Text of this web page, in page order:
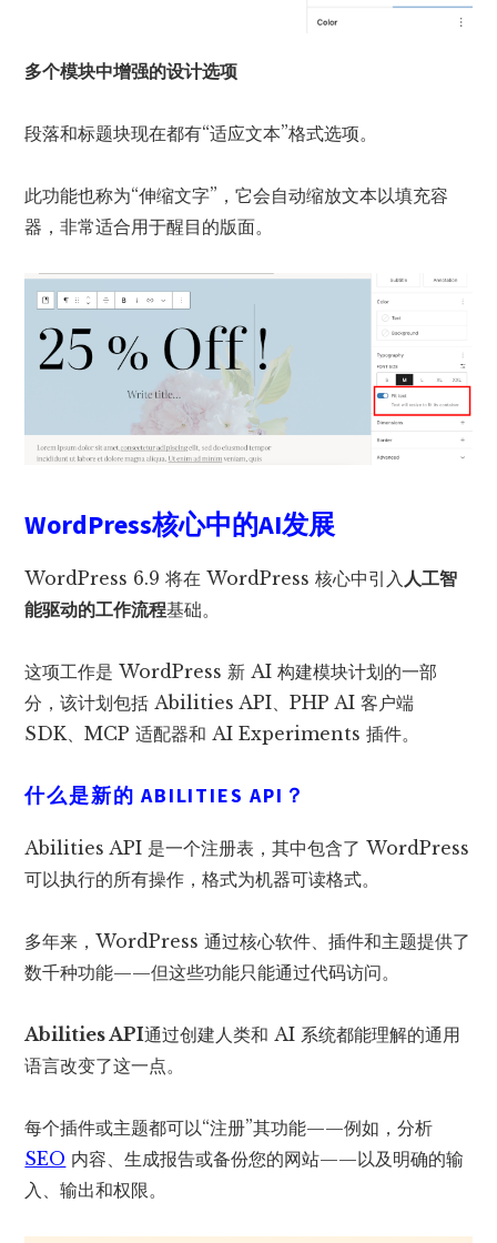
多个模块中增强的设计选项
段落和标题块现在都有“适应文本”格式选项。
此功能也称为“伸缩文字”，它会自动缩放文本以填充容
器，非常适合用于醒目的版面。
WordPress核心中的AI发展
WordPress 6.9 将在 WordPress 核心中引入 人工智
能驱动的工作流程基础。
这项工作是 WordPress 新 AI 构建模块计划的一部
分，该计划包括 Abilities API、PHP AI 客户端
SDK、MCP 适配器和 AI Experiments 插件。
什么是新的 ABILITIES API？
Abilities API 是一个注册表，其中包含了 WordPress
可以执行的所有操作，格式为机器可读格式。
多年来，WordPress 通过核心软件、插件和主题提供了
数千种功能——但这些功能只能通过代码访问。
Abilities API通过创建人类和 AI 系统都能理解的通用
语言改变了这一点。
每个插件或主题都可以“注册”其功能——例如，分析
SEO 内容、生成报告或备份您的网站——以及明确的输
入、输出和权限。